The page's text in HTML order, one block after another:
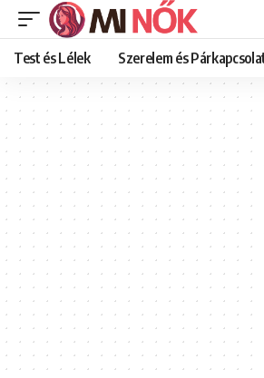
Test és Lélek Szerelem és